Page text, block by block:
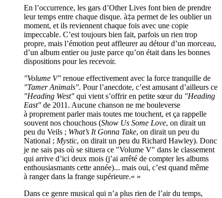
En l’occurrence, les gars d’Other Lives font bien de prendre
leur temps entre chaque disque. à‡a permet de les oublier un
moment, et ils reviennent chaque fois avec une copie
impeccable. C’est toujours bien fait, parfois un rien trop
propre, mais l’émotion peut affleurer au détour d’un morceau,
d’un album entier ou juste parce qu’on était dans les bonnes
dispositions pour les recevoir.
"Volume V" renoue effectivement avec la force tranquille de
"Tamer Animals". Pour l’anecdote, c’est amusant d’ailleurs ce
"Heading West" qui vient s’offrir en petite sœur du "Heading
East" de 2011. Aucune chanson ne me bouleverse
à proprement parler mais toutes me touchent, et ça rappelle
souvent nos chouchous (Show Us Some Love, on dirait un
peu du Veils ; What’s It Gonna Take, on dirait un peu du
National ; Mystic, on dirait un peu du Richard Hawley). Donc
je ne sais pas où se situera ce "Volume V" dans le classement
qui arrive d’ici deux mois (j’ai arrêté de compter les albums
enthousiasmants cette année)... mais oui, c’est quand même
à ranger dans la frange supérieure.« »
Dans ce genre musical qui n’a plus rien de l’air du temps,